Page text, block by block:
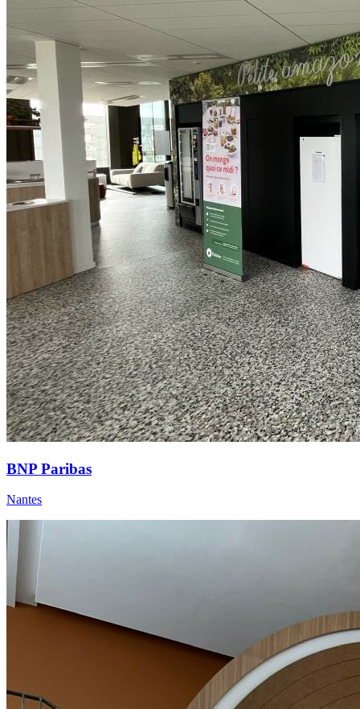
BNP Paribas
Nantes